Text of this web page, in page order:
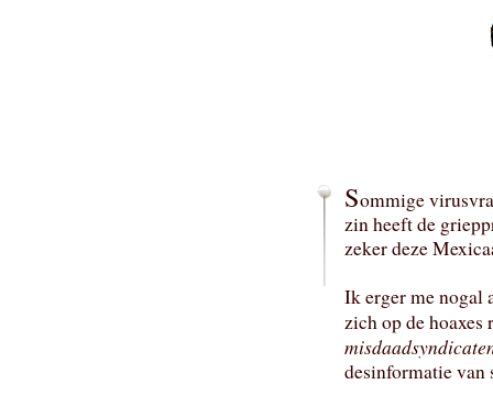
Sommige
zin heeft de
zeker deze
Ik erger me nogal
zich op de
desinformatie van